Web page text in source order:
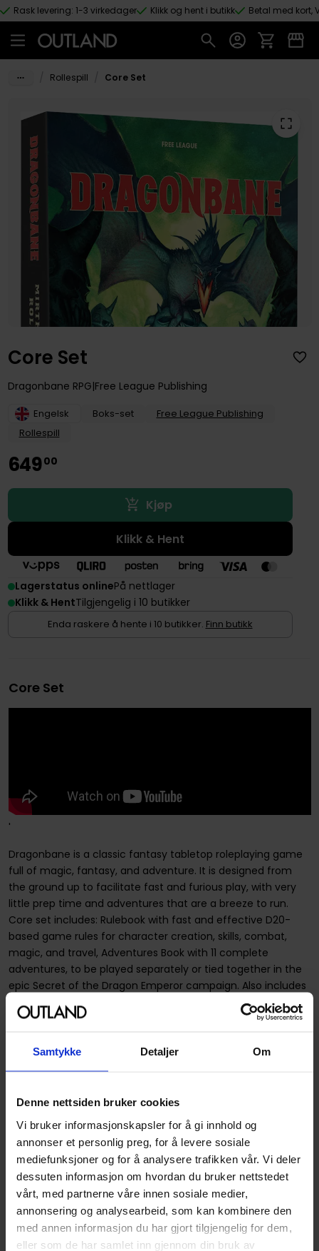
Samtykke Detaljer Om
Denne nettsiden bruker cookies
Vi bruker informasjonskapsler for å gi innhold og
annonser et personlig preg, for å levere sosiale
mediefunksjoner og for å analysere trafikken vår. Vi deler
dessuten informasjon om hvordan du bruker nettstedet
vårt, med partnerne våre innen sosiale medier,
annonsering og analysearbeid, som kan kombinere den
med annen informasjon du har gjort tilgjengelig for dem,
eller som de har samlet inn gjennom din bruk av
Hopp til hovedinnhold
Rask levering: 1-3 virkedager Klikk og hent i butikk Betal med kort,
Rollespill Core Set
Core Set
Dragonbane RPG Free League Publishing
Engelsk Boks-set
Free League Publishing
Rollespill
64900
Kjøp
Klikk & Hent
Lagerstatus onlinePå nettlager
Klikk & HentTilgjengelig i 10 butikker
Enda raskere å hente i 10 butikker. Finn butikk
Core Set
'
Dragonbane is a classic fantasy tabletop roleplaying game
full of magic, fantasy, and adventure. It is designed from
the ground up to facilitate fast and furious play, with very
little prep time and adventures that are a breeze to run.
Core set includes: Rulebook with fast and effective D20-
based game rules for character creation, skills, combat,
magic, and travel, Adventures Book with 11 complete
adventures, to be played separately or tied together in the
epic Secret of the Dragon Emperor campaign. Also includes
solo rules booklet, illustrated cards, custom dice, pre-
generated character sheets, blank character sheets,
Opprinnelsesland :
Litauen
Format
Boks-set
Serie
Dragonbane RPG
Forfatter
Free League Publishing
Sjanger
Fantasy